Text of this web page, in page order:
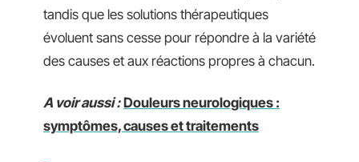
tandis que les solutions thérapeutiques
évoluent sans cesse pour répondre à la variété
des causes et aux réactions propres à chacun.
A voir aussi : Douleurs neurologiques :
symptômes, causes et traitements